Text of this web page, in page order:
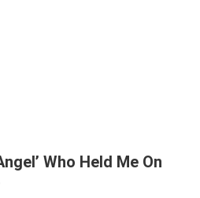
Who Held Me On